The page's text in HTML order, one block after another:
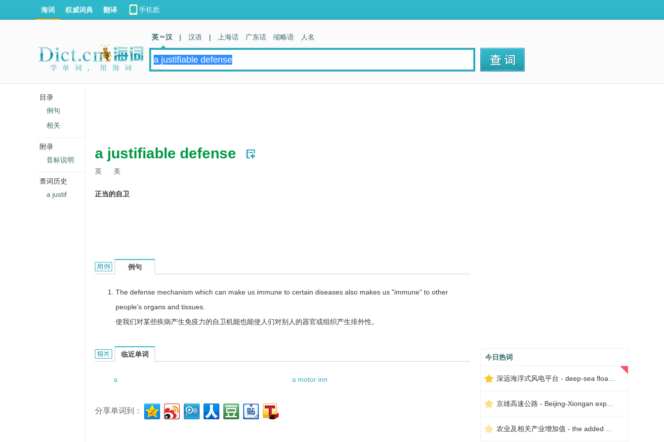
a justifiable defense
英 美
正当的自卫
a justifiable defense的用法和样例：
例句
The defense mechanism which can make us immune to certain diseases also makes us "immune" to other
people's organs and tissues.
使我们对某些疾病产生免疫力的自卫机能也能使人们对别人的器官或组织产生排外性。
a justifiable defense的相关资料：
临近单词
a a motor inn
分享单词到：
今日热词
海词 权威词典 翻译
英 汉 | 汉语 | 上海话 广东话 缩略语 人名
目录
例句
相关
附录
音标说明
查词历史
a justif